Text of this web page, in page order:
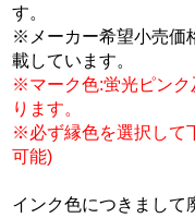
す。
※メーカー希望小売価
載しています。
※マーク色:蛍光ピンク
ります。
※必ず縁色を選択して
可能)
インク色につきまして